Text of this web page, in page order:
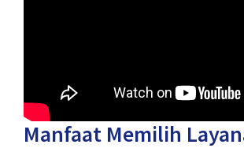
Manfaat Memilih